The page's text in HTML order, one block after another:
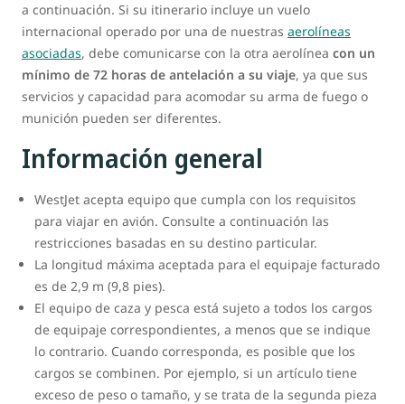
a continuación. Si su itinerario incluye un vuelo
internacional operado por una de nuestras aerolíneas
asociadas, debe comunicarse con la otra aerolínea con un
mínimo de 72 horas de antelación a su viaje, ya que sus
servicios y capacidad para acomodar su arma de fuego o
munición pueden ser diferentes.
Información general
WestJet acepta equipo que cumpla con los requisitos
para viajar en avión. Consulte a continuación las
restricciones basadas en su destino particular.
La longitud máxima aceptada para el equipaje facturado
es de 2,9 m (9,8 pies).
El equipo de caza y pesca está sujeto a todos los cargos
de equipaje correspondientes, a menos que se indique
lo contrario. Cuando corresponda, es posible que los
cargos se combinen. Por ejemplo, si un artículo tiene
exceso de peso o tamaño, y se trata de la segunda pieza